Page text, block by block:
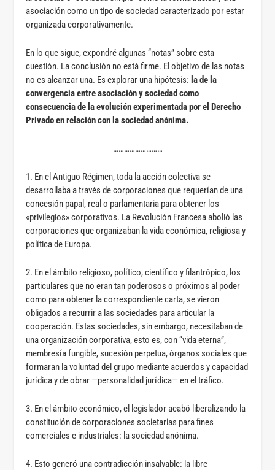
asociación como un tipo de sociedad caracterizado por estar
organizada corporativamente.
En lo que sigue, expondré algunas “notas” sobre esta
cuestión. La conclusión no está firme. El objetivo de las notas
no es alcanzar una. Es explorar una hipótesis: la de la
convergencia entre asociación y sociedad como
consecuencia de la evolución experimentada por el Derecho
Privado en relación con la sociedad anónima.
………………………
1. En el Antiguo Régimen, toda la acción colectiva se
desarrollaba a través de corporaciones que requerían de una
concesión papal, real o parlamentaria para obtener los
«privilegios» corporativos. La Revolución Francesa abolió las
corporaciones que organizaban la vida económica, religiosa y
política de Europa.
2. En el ámbito religioso, político, científico y filantrópico, los
particulares que no eran tan poderosos o próximos al poder
como para obtener la correspondiente carta, se vieron
obligados a recurrir a las sociedades para articular la
cooperación. Estas sociedades, sin embargo, necesitaban de
una organización corporativa, esto es, con “vida eterna”,
membresía fungible, sucesión perpetua, órganos sociales que
formaran la voluntad del grupo mediante acuerdos y capacidad
jurídica y de obrar —personalidad jurídica— en el tráfico.
3. En el ámbito económico, el legislador acabó liberalizando la
constitución de corporaciones societarias para fines
comerciales e industriales: la sociedad anónima.
4. Esto generó una contradicción insalvable: la libre